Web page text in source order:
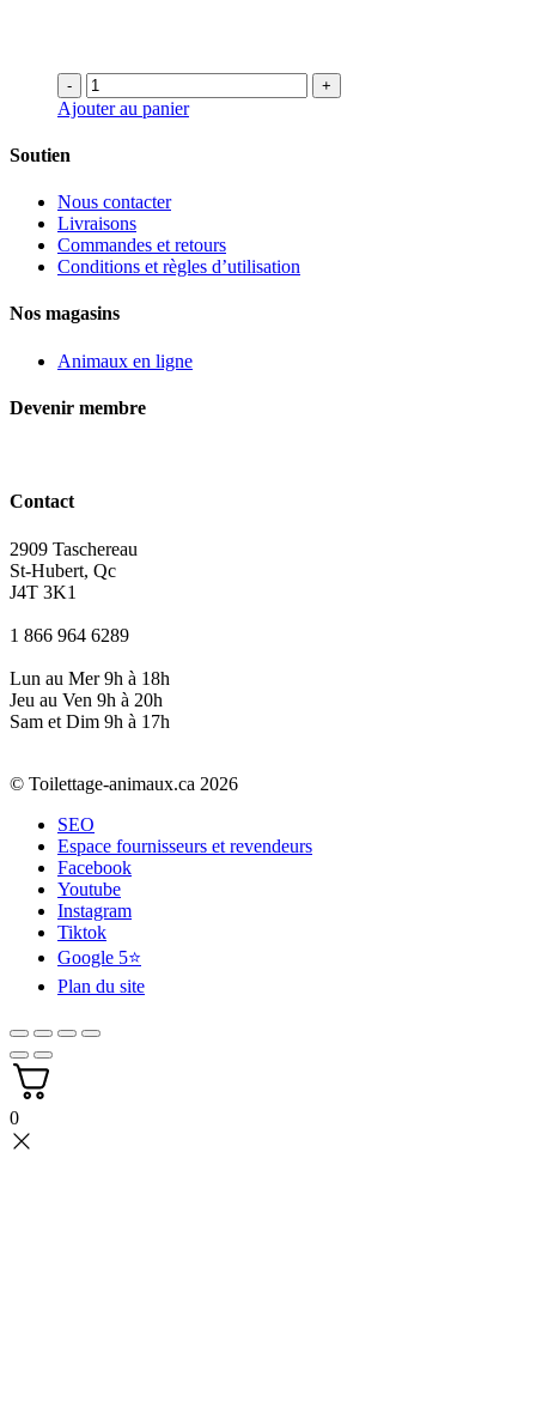
- +
Ajouter au panier
Soutien
Nous contacter
Livraisons
Commandes et retours
Conditions et règles d’utilisation
Nos magasins
Animaux en ligne
Devenir membre
Contact
2909 Taschereau
St-Hubert, Qc
J4T 3K1
1 866 964 6289
Lun au Mer 9h à 18h
Jeu au Ven 9h à 20h
Sam et Dim 9h à 17h
© Toilettage-animaux.ca 2026
SEO
Espace fournisseurs et revendeurs
Facebook
Youtube
Instagram
Tiktok
Google 5⭐
Plan du site
0